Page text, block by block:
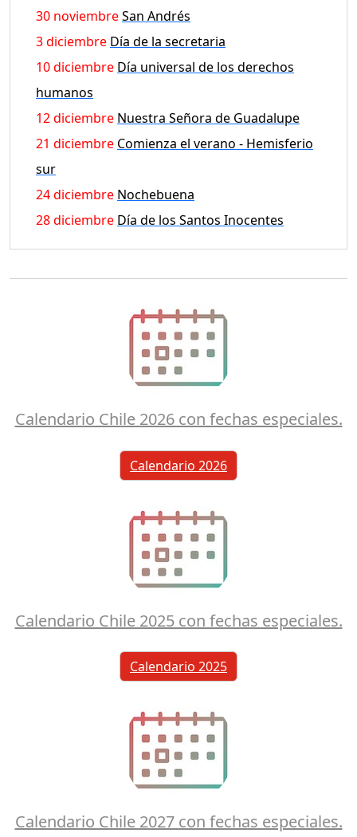
30 noviembreSan Andrés
3 diciembre Día de la secretaria
10 diciembre Día universal de los derechos
humanos
12 diciembre Nuestra Señora de Guadalupe
21 diciembre Comienza el verano - Hemisferio
sur
24 diciembre Nochebuena
28 diciembre Día de los Santos Inocentes
Calendario Chile 2026 con fechas especiales.
Calendario 2026
Calendario Chile 2025 con fechas especiales.
Calendario 2025
Calendario Chile 2027 con fechas especiales.